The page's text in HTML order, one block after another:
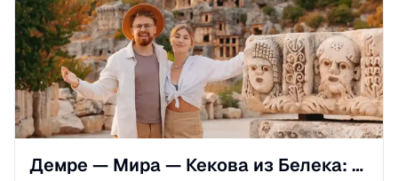
Демре — Мира — Кекова из Белека: Церковь и Затонувший город